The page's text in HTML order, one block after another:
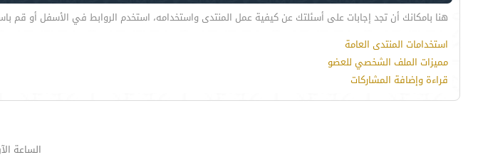
هنا بامكانك أن تجد إجابات على أسئلتك عن كيفية عمل المنتدى واستخدامه، استخدم الروابط في الأسفل أو قم
استخدامات المنتدى العامة
مميزات الملف الشخصي للعضو
قراءة وإضافة المشاركات
الساعة